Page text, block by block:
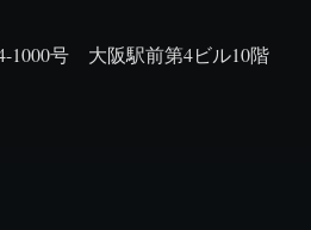
1000号 大阪駅前第4ビル10階